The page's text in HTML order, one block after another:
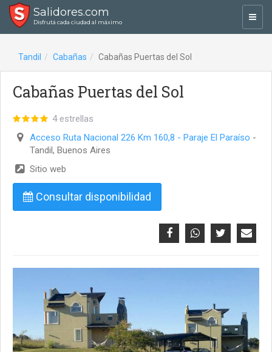
Salidores.com
Disfrutá cada ciudad al máximo
Tandil Cabañas Cabañas Puertas del Sol
Cabañas Puertas del Sol
4 estrellas
Acceso Ruta Nacional 226 Km 160,8 - Paraje El Paraíso -
Tandil, Buenos Aires
Sitio web
Consultar disponibilidad